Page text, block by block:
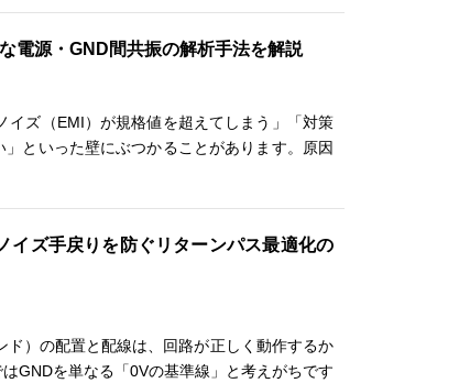
電源・GND間共振の解析手法を解説
イズ（EMI）が規格値を超えてしまう」「対策
といった壁にぶつかることがあります。原因
イズ手戻りを防ぐリターンパス最適化の
）の配置と配線は、回路が正しく動作するか
GNDを単なる「0Vの基準線」と考えがちです